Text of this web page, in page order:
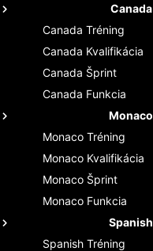
Canada
Canada Tréning
Canada Kvalifikácia
Canada Šprint
Canada Funkcia
Monaco
Monaco Tréning
Monaco Kvalifikácia
Monaco Šprint
Monaco Funkcia
Spanish
Spanish Tréning